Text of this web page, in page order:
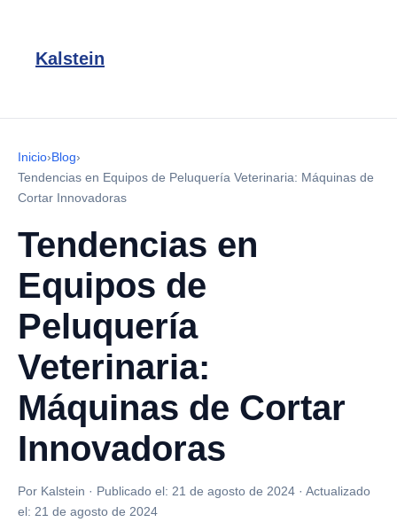
Kalstein
Inicio›Blog›
Tendencias en Equipos de Peluquería Veterinaria: Máquinas de
Cortar Innovadoras
Tendencias en
Equipos de
Peluquería
Veterinaria:
Máquinas de Cortar
Innovadoras
Por Kalstein · Publicado el: 21 de agosto de 2024 · Actualizado
el: 21 de agosto de 2024